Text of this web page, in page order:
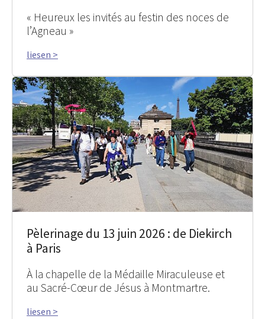
« Heureux les invités au festin des noces de
l’Agneau »
liesen >
Pèlerinage du 13 juin 2026 : de Diekirch
à Paris
À la chapelle de la Médaille Miraculeuse et
au Sacré-Cœur de Jésus à Montmartre.
liesen >